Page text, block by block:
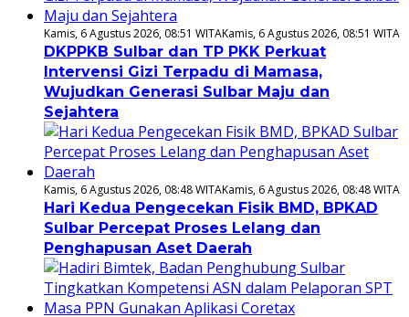
Kamis, 6 Agustus 2026, 08:51 WITAKamis, 6 Agustus 2026, 08:51 WITA
DKPPKB Sulbar dan TP PKK Perkuat
Intervensi Gizi Terpadu di Mamasa,
Wujudkan Generasi Sulbar Maju dan
Sejahtera
Kamis, 6 Agustus 2026, 08:48 WITAKamis, 6 Agustus 2026, 08:48 WITA
Hari Kedua Pengecekan Fisik BMD, BPKAD
Sulbar Percepat Proses Lelang dan
Penghapusan Aset Daerah